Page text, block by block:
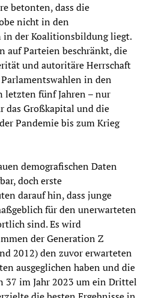
betonten, dass die
nicht in den
in der Koalitionsbildung liegt.
auf Parteien beschränkt, die
und autoritäre Herrschaft
Parlamentswahlen in den
letzten fünf Jahren – nur
das Großkapital und die
Pandemie bis zum Krieg
demografischen Daten
doch erste
darauf hin, dass junge
für den unerwarteten
sind. Es wird
der Generation Z
2012) den zuvor erwarteten
ausgeglichen haben und die
37 im Jahr 2023 um ein Drittel